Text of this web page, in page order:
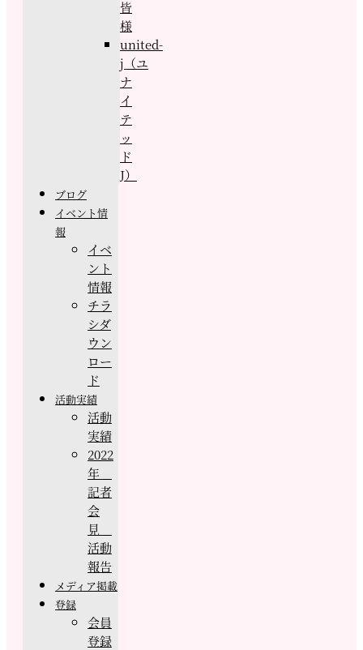
皆
様
united-
j（ユ
ナ
イ
テ
ッ
ド
J）
ブログ
イベント情
報
イベ
ント
情報
チラ
シダ
ウン
ロー
ド
活動実績
活動
実績
2022
年
記者
会
見
活動
報告
メディア掲載
登録
会員
登録